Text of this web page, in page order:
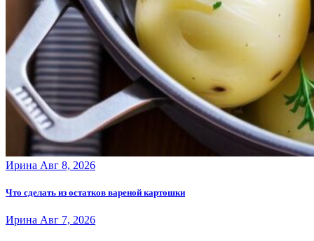
Ирина Авг 8, 2026
Что сделать из остатков вареной картошки
Ирина Авг 7, 2026